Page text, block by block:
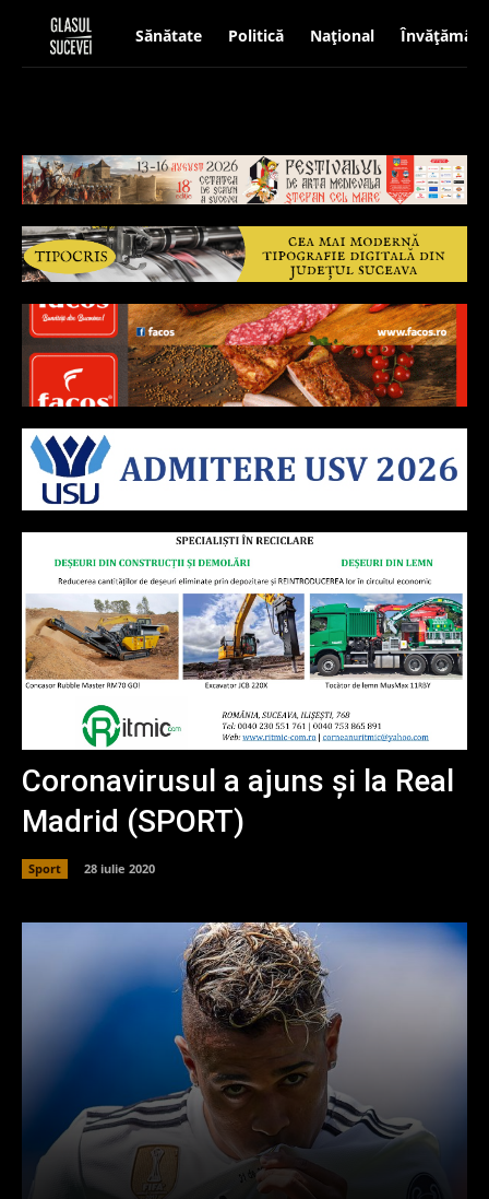
Sănătate Politică Național Învățământ
Coronavirusul a ajuns și la Real
Madrid (SPORT)
Sport 28 iulie 2020